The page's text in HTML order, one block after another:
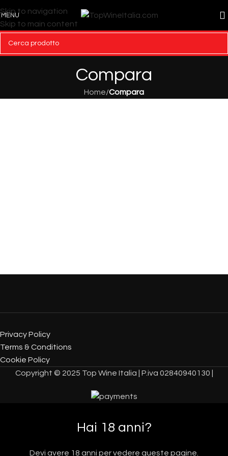
Skip to navigation
Skip to main content
MENU
Compara
Home/Compara
Privacy Policy
Terms & Conditions
Cookie Policy
Copyright © 2025 Top Wine Italia | P.iva 02840940130 |
Hai 18 anni?
Devi avere 18 anni per vedere queste pagine.